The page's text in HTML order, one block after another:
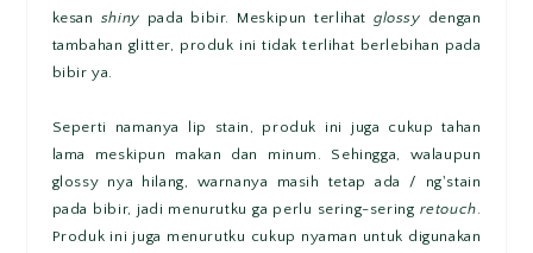
kesan shiny pada bibir. Meskipun terlihatglossy dengan
tambahan glitter, produk ini tidak terlihat berlebihan pada
bibir ya.
Seperti namanya lip stain, produk ini juga cukup tahan
lama meskipun makan dan minum. Sehingga, walaupun
glossy nya hilang, warnanya masih tetap ada / ng'stain
pada bibir, jadi menurutku ga perlu sering-sering retouch.
Produk ini juga menurutku cukup nyaman untuk digunakan